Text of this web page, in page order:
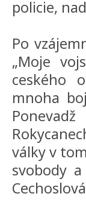
policie,
Po
„Moje
ceského
mnoha
války v
svobody